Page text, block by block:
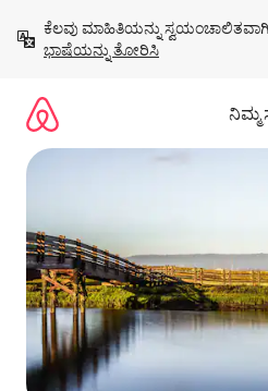
ಹೋಗಿ
ಕೆಲವು ಮಾಹಿತಿಯನ್ನು
ಭಾಷೆಯನ್ನು ತೋರಿಸಿ
ನಿಮ್ಮ